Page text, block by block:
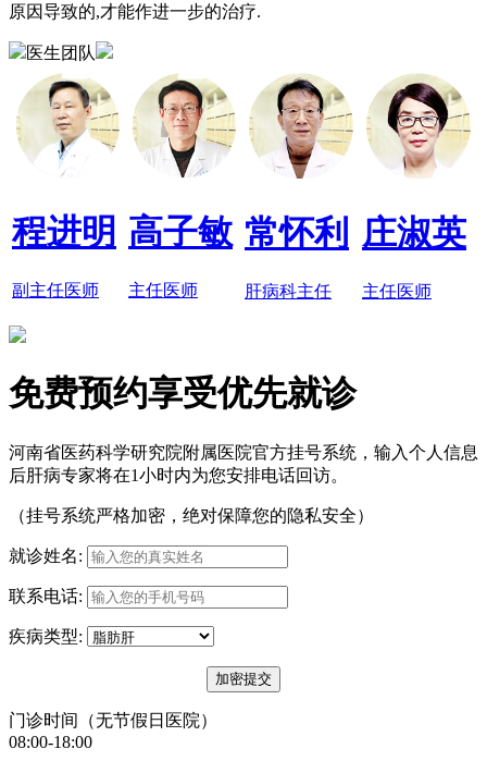
原因导致的,才能作进一步的治疗.
医生团队
程进明
副主任医师
高子敏
主任医师
常怀利
肝病科主任
庄淑英
主任医师
免费预约享受优先就诊
河南省医药科学研究院附属医院官方挂号系统，输入个人信息
后肝病专家将在1小时内为您安排电话回访。
（挂号系统严格加密，绝对保障您的隐私安全）
就诊姓名:
联系电话:
疾病类型:
门诊时间（无节假日医院）
08:00-18:00